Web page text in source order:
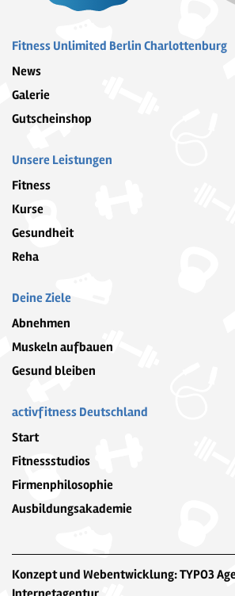
Fitness Unlimited Berlin Charlottenburg
News
Galerie
Gutscheinshop
Unsere Leistungen
Fitness
Kurse
Gesundheit
Reha
Deine Ziele
Abnehmen
Muskeln aufbauen
Gesund bleiben
activfitness Deutschland
Start
Fitnessstudios
Firmenphilosophie
Ausbildungsakademie
Konzept und Webentwicklung: TYPO3